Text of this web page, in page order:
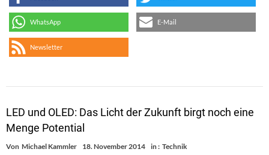
WhatsApp E-Mail
Newsletter
LED und OLED: Das Licht der Zukunft birgt noch eine
Menge Potential
Von Michael Kammler 18. November 2014 in : Technik